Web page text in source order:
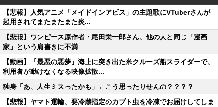
【悲報】人気アニメ「メイドインアビス」の主題歌にVTuberさんが
起用されてまたまたまた炎...
【悲報】ワンピース原作者・尾田栄一郎さん、他の人と同じ「漫画
家」という肩書きに不満
【動画】「最悪の悪夢」海上に突き出た米クルーズ船スライダーで、
利用者が動けなくなる映像拡散...
独身「あ、人生ミスったかも」←こう思ったりせんの？？？？
【悲報】ヤマト運輸、要冷蔵指定のカブト虫を冷凍でお届けしてしま